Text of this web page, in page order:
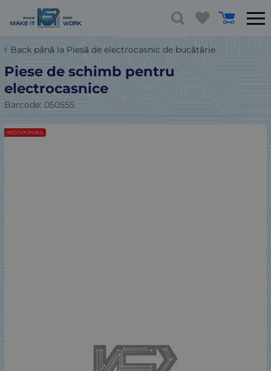
Back până la Piesă de electrocasnic de bucătărie
Piese de schimb pentru
electrocasnice
Barcode: 050555
INDISPONIBIL